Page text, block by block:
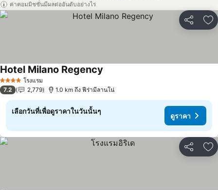
ค่าคอมมิชชั่นมีผลต่ออันดับอย่างไร
แชร์ เ
4 ดาว โรงแรม
Hotel Milano Regency
7.2 2,779 1.0 km ถึง ฟีร่ามีลานโน่
เลือกวันที่เพื่อดูราคาในวันนั้นๆ
ดูราคา
แชร์ เ